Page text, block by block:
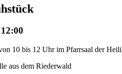
12:00
10 bis 12 Uhr im Pfarrsaal der
aus dem Riederwald